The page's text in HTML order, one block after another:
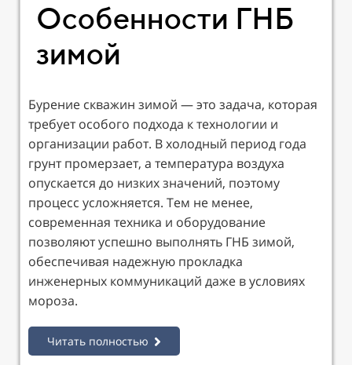
Особенности ГНБ
зимой
Бурение скважин зимой — это задача, которая
требует особого подхода к технологии и
организации работ. В холодный период года
грунт промерзает, а температура воздуха
опускается до низких значений, поэтому
процесс усложняется. Тем не менее,
современная техника и оборудование
позволяют успешно выполнять ГНБ зимой,
обеспечивая надежную прокладка
инженерных коммуникаций даже в условиях
мороза.
Читать полностью